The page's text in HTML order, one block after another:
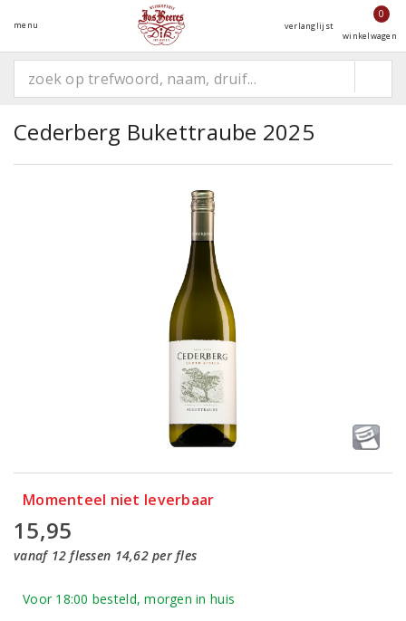
menu verlanglijst
0
winkelwagen
Cederberg Bukettraube 2025
Momenteel niet leverbaar
15,95
vanaf 12 flessen 14,62 per fles
Voor 18:00 besteld, morgen in huis